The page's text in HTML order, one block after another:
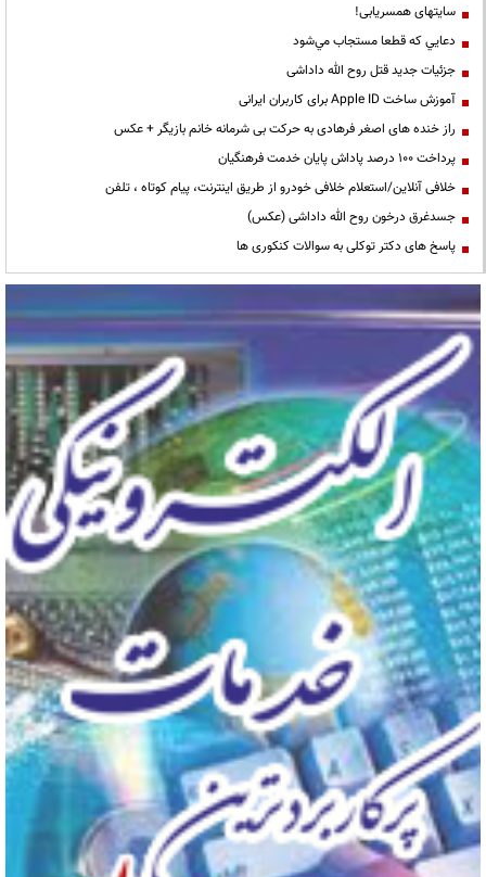
سایتهای همسریابی!
دعايي كه قطعا مستجاب مي‌شود
جزئیات جدید قتل روح الله داداشی
آموزش ساخت Apple ID برای کاربران ایرانی
راز خنده های اصغر فرهادی به حرکت بی شرمانه خانم بازیگر + عکس
پرداخت ۱۰۰ درصد پاداش پایان خدمت فرهنگیان
خلافی آنلاین/استعلام خلافی خودرو از طریق اینترنت، پیام کوتاه ، تلفن
جسدغرق درخون روح الله داداشی (عکس)
پاسخ های دکتر توکلی به سوالات کنکوری ها